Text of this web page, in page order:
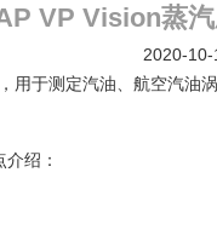
VP Vision蒸
2020-10-
用于测定汽油、航空汽油
绍：